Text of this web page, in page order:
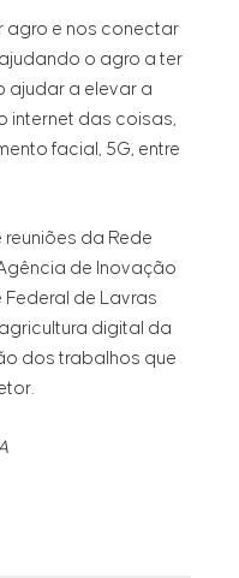
agro e nos conectar
o agro a ter
ajudar a elevar a
internet das coisas,
facial, 5G, entre
da Rede
de Inovação
de Lavras
digital da
dos trabalhos que